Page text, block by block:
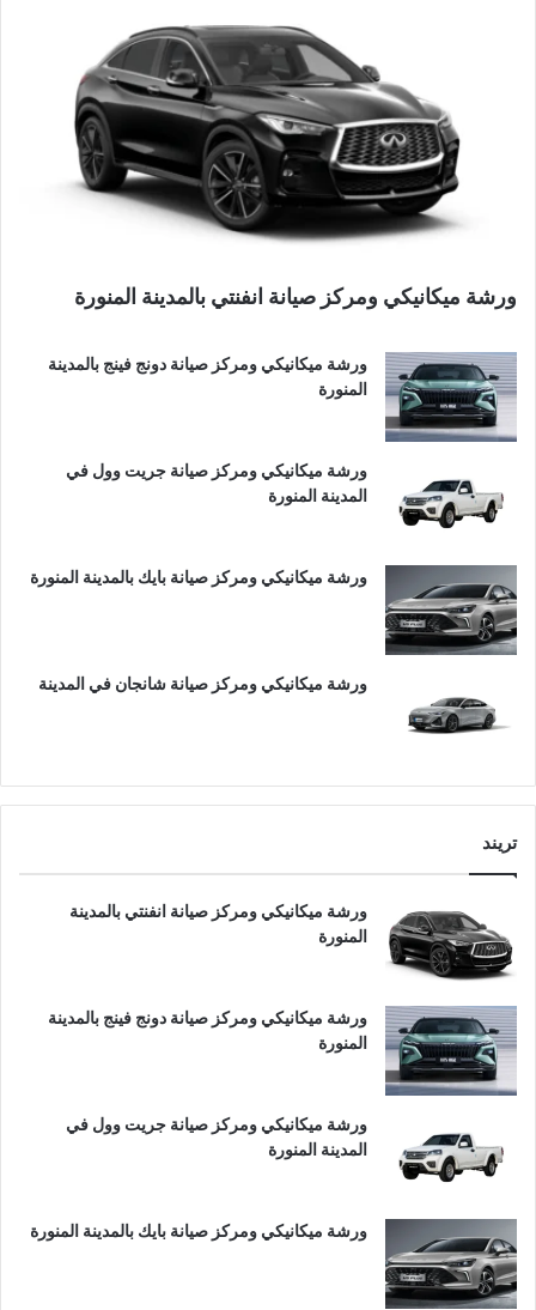
ورشة ميكانيكي ومركز صيانة انفنتي بالمدينة المنورة
ورشة ميكانيكي ومركز صيانة دونج فينج بالمدينة
المنورة
ورشة ميكانيكي ومركز صيانة جريت وول في
المدينة المنورة
ورشة ميكانيكي ومركز صيانة بايك بالمدينة المنورة
ورشة ميكانيكي ومركز صيانة شانجان في المدينة
تريند
ورشة ميكانيكي ومركز صيانة انفنتي بالمدينة
المنورة
ورشة ميكانيكي ومركز صيانة دونج فينج بالمدينة
المنورة
ورشة ميكانيكي ومركز صيانة جريت وول في
المدينة المنورة
ورشة ميكانيكي ومركز صيانة بايك بالمدينة المنورة